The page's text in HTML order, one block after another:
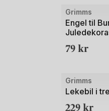
Grimms
Engel til
79kr
Bilde
av
Grimms
Lekebil i
229kr